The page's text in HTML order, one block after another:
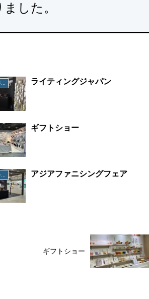
した。
ライティングジャパン
ギフトショー
アジアファニシングフェア アジアファニシングフェア
ギフトショー